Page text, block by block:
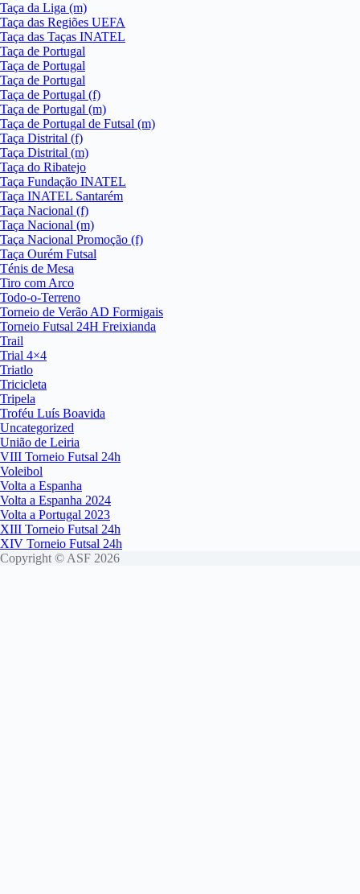
Taça da Liga (m)
Taça das Regiões UEFA
Taça das Taças INATEL
Taça de Portugal
Taça de Portugal
Taça de Portugal
Taça de Portugal (f)
Taça de Portugal (m)
Taça de Portugal de Futsal (m)
Taça Distrital (f)
Taça Distrital (m)
Taça do Ribatejo
Taça Fundação INATEL
Taça INATEL Santarém
Taça Nacional (f)
Taça Nacional (m)
Taça Nacional Promoção (f)
Taça Ourém Futsal
Ténis de Mesa
Tiro com Arco
Todo-o-Terreno
Torneio de Verão AD Formigais
Torneio Futsal 24H Freixianda
Trail
Trial 4×4
Triatlo
Tricicleta
Tripela
Troféu Luís Boavida
Uncategorized
União de Leiria
VIII Torneio Futsal 24h
Voleibol
Volta a Espanha
Volta a Espanha 2024
Volta a Portugal 2023
XIII Torneio Futsal 24h
XIV Torneio Futsal 24h
Copyright © ASF 2026